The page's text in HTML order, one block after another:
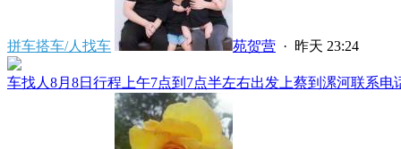
拼车搭车/人找车 苑贺营 · 昨天 23:24
车找人8月8日行程上午7点到7点半左右出发上蔡到漯河联系电